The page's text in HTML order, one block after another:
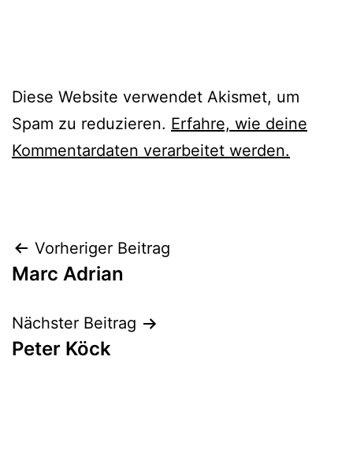
Diese Website verwendet Akismet, um
Spam zu reduzieren. Erfahre, wie deine
Kommentardaten verarbeitet werden.
Beitragsnavigation
Vorheriger Beitrag
Marc Adrian
Nächster Beitrag
Peter Köck